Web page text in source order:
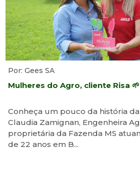
Por: Gees SA
Mulheres do Agro, cliente Risa 🌱
Conheça um pouco da história
Claudia Zamignan, Engenheira
proprietária da Fazenda MS
de 22 anos em B...